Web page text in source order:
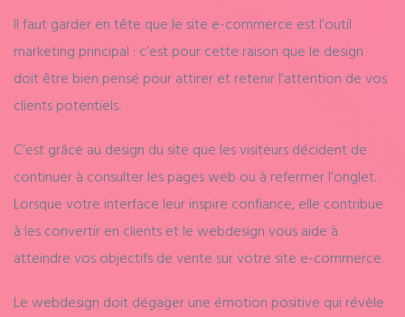
Il faut garder en tête que le site e-commerce est l’outil
marketing principal : c’est pour cette raison que le design
doit être bien pensé pour attirer et retenir l’attention de vos
clients potentiels.
C’est grâce au design du site que les visiteurs décident de
continuer à consulter les pages web ou à refermer l’onglet.
Lorsque votre interface leur inspire confiance, elle contribue
à les convertir en clients et le webdesign vous aide à
atteindre vos objectifs de vente sur votre site e-commerce.
Le webdesign doit dégager une émotion positive qui révèle